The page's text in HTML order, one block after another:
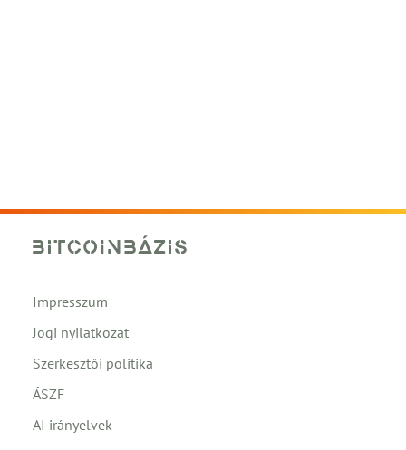
Impresszum
Jogi nyilatkozat
Szerkesztői politika
ÁSZF
AI irányelvek